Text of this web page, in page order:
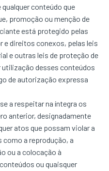
conteúdo que
promoção ou menção de
está protegido pelas
e direitos conexos, pelas leis
e outras leis de proteção de
utilização desses conteúdos
de autorização expressa
a respeitar na íntegra os
anterior, designadamente
atos que possam violar a
a reprodução, a
ou a colocação à
ou quaisquer